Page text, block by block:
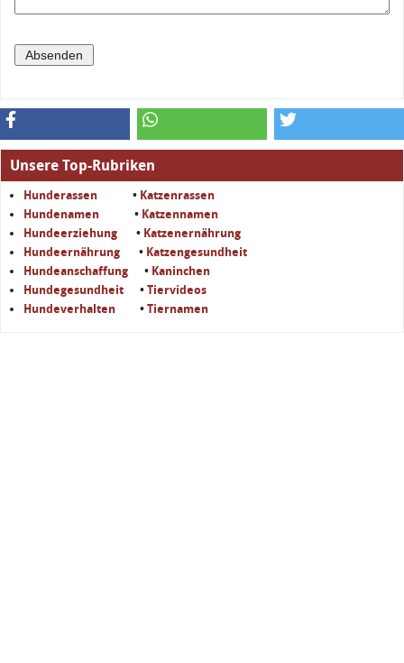
Unsere Top-Rubriken
Hunderassen • Katzenrassen
Hundenamen
• Katzennamen
Hundeerziehung • Katzenernährung
Hundeernährung • Katzengesundheit
Hundeanschaffung • Kaninchen
Hundegesundheit • Tiervideos
Hundeverhalten • Tiernamen